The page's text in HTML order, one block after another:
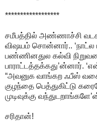
******************
சமீபத்தில் அண்ணாச்சி
விஷயம் சொன்னார்..
பண்ணினதுல கல்வி
பாராட்டத்தக்கது’ன்னார்.
“அவனுக வாங்கற ஃபீஸ்
குழந்தை பெத்துகிட்டு
முடிவுக்கு
சரிதான்!